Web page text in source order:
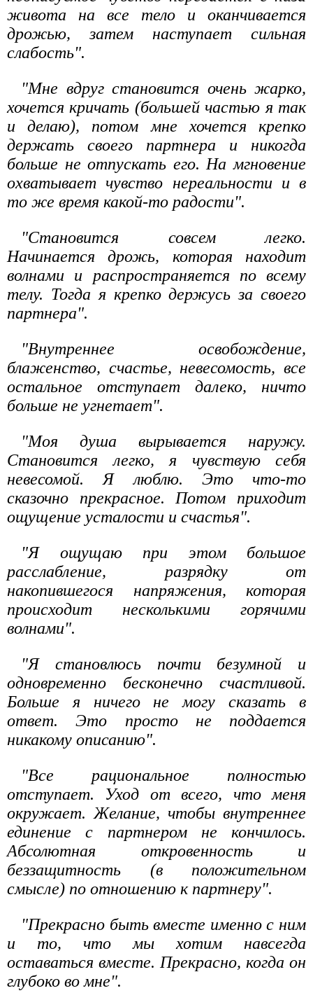
живота на все тело и оканчивается
дрожью, затем наступает сильная
слабость".
"Мне вдруг становится очень жарко,
хочется кричать (большей частью я так
и делаю), потом мне хочется крепко
держать своего партнера и никогда
больше не отпускать его. На мгновение
охватывает чувство нереальности и в
то же время какой-то радости".
"Становится совсем легко.
Начинается дрожь, которая находит
волнами и распространяется по всему
телу. Тогда я крепко держусь за своего
партнера".
"Внутреннее освобождение,
блаженство, счастье, невесомость, все
остальное отступает далеко, ничто
больше не угнетает".
"Моя душа вырывается наружу.
Становится легко, я чувствую себя
невесомой. Я люблю. Это что-то
сказочно прекрасное. Потом приходит
ощущение усталости и счастья".
"Я ощущаю при этом большое
расслабление, разрядку от
накопившегося напряжения, которая
происходит несколькими горячими
волнами".
"Я становлюсь почти безумной и
одновременно бесконечно счастливой.
Больше я ничего не могу сказать в
ответ. Это просто не поддается
никакому описанию".
"Все рациональное полностью
отступает. Уход от всего, что меня
окружает. Желание, чтобы внутреннее
единение с партнером не кончилось.
Абсолютная откровенность и
беззащитность (в положительном
смысле) по отношению к партнеру".
"Прекрасно быть вместе именно с ним
и то, что мы хотим навсегда
оставаться вместе. Прекрасно, когда он
глубоко во мне".